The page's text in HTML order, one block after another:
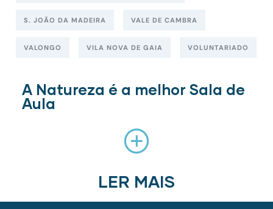
S. JOÃO DA MADEIRA VALE DE CAMBRA
VALONGO VILA NOVA DE GAIA VOLUNTARIADO
A Natureza é a melhor Sala de
Aula
LER MAIS